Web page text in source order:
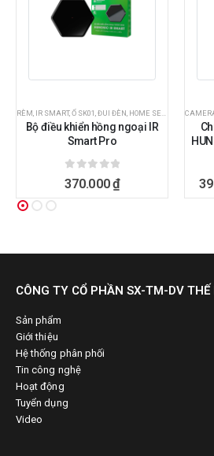
,
Bộ điều khiển hồng ngoại IR
Smart Pro
0ngoài 5
370.000₫
CÔNG TY CỔ PHẦN SX-TM-DV THẾ
Sản phẩm
Giới thiệu
Hệ thống phân phối
Tin công nghệ
Hoạt động
Tuyển dụng
Video